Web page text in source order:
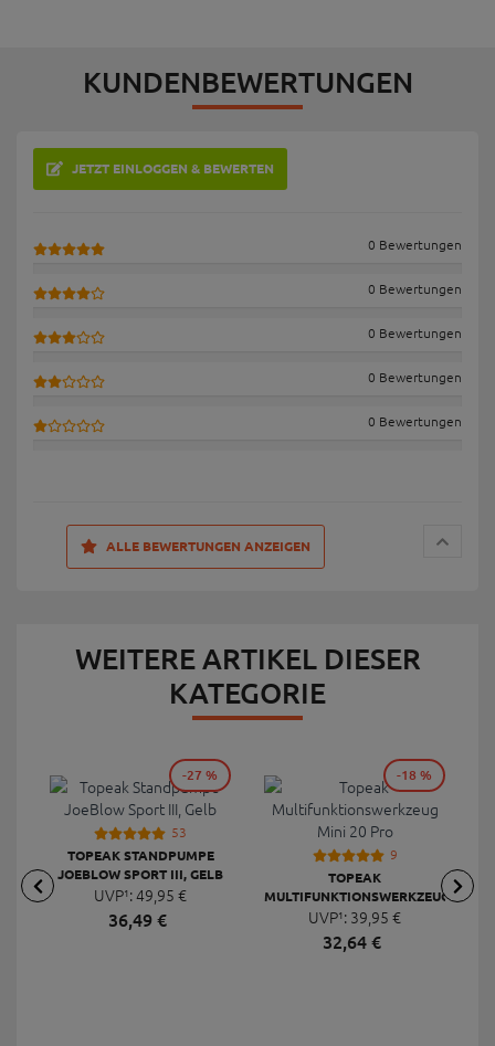
KUNDENBEWERTUNGEN
JETZT EINLOGGEN & BEWERTEN
0 Bewertungen
0 Bewertungen
0 Bewertungen
0 Bewertungen
0 Bewertungen
ALLE BEWERTUNGEN ANZEIGEN
WEITERE ARTIKEL DIESER
KATEGORIE
53
TOPEAK STANDPUMPE
JOEBLOW SPORT III, GELB
UVP¹:49,95 €
36,49€
-27 %
9
TOPEAK
MULTIFUNKTIONSWERKZEUG
MINI 20 PRO
UVP¹: 39,95 €
32,64€
-18 %